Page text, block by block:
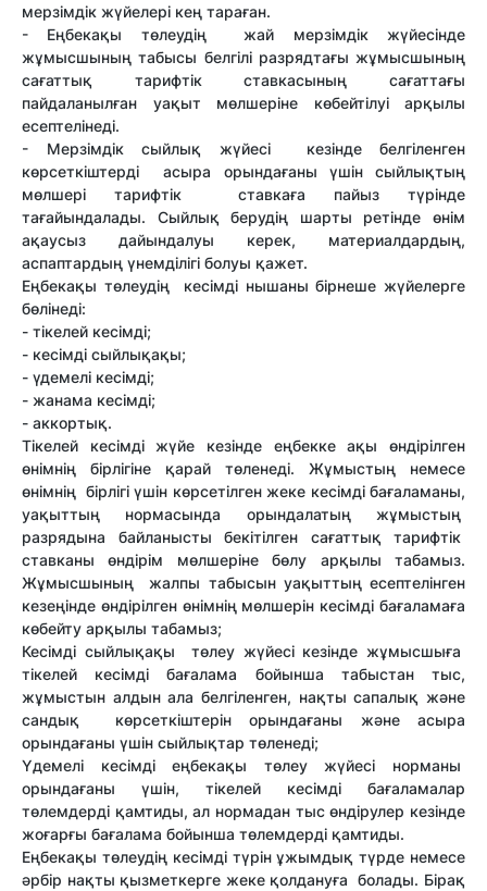
мерзімдік жүйелері кең тараған.
- Еңбекақы төлеудің жай мерзімдік жүйесінде
жұмысшының табысы белгілі разрядтағы жұмысшының
сағаттық тарифтік ставкасының сағаттағы
пайдаланылған уақыт мөлшеріне көбейтілуі арқылы
есептелінеді.
- Мерзімдік сыйлық жүйесі кезінде белгіленген
көрсеткіштерді асыра орындағаны үшін сыйлықтың
мөлшері тарифтік ставкаға пайыз түрінде
тағайындалады. Сыйлық берудің шарты ретінде өнім
ақаусыз дайындалуы керек, материалдардың,
аспаптардың үнемділігі болуы қажет.
Еңбекақы төлеудің кесімді нышаны бірнеше жүйелерге
бөлінеді:
- тікелей кесімді;
- кесімді сыйлықақы;
- үдемелі кесімді;
- жанама кесімді;
- аккортық.
Тікелей кесімді жүйе кезінде еңбекке ақы өндірілген
өнімнің бірлігіне қарай төленеді. Жұмыстың немесе
өнімнің бірлігі үшін көрсетілген жеке кесімді бағаламаны,
уақыттың нормасында орындалатың жұмыстың
разрядына байланысты бекітілген сағаттық тарифтік
ставканы өндірім мөлшеріне бөлу арқылы табамыз.
Жұмысшының жалпы табысын уақыттың есептелінген
кезеңінде өндірілген өнімнің мөлшерін кесімді бағаламаға
көбейту арқылы табамыз;
Кесімді сыйлықақы төлеу жүйесі кезінде жұмысшыға
тікелей кесімді бағалама бойынша табыстан тыс,
жұмыстын алдын ала белгіленген, нақты сапалық және
сандық көрсеткіштерін орындағаны және асыра
орындағаны үшін сыйлықтар төленеді;
Үдемелі кесімді еңбекақы төлеу жүйесі норманы
орындағаны үшін, тікелей кесімді бағаламалар
төлемдерді қамтиды, ал нормадан тыс өндірулер кезінде
жоғарғы бағалама бойынша төлемдерді қамтиды.
Еңбекақы төлеудің кесімді түрін ұжымдық түрде немесе
әрбір нақты қызметкерге жеке қолдануға болады. Бірақ